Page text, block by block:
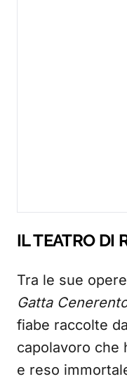
IL TEATRO DI
Tra le sue
Gatta
fiabe raccolte
capolavoro che
e reso